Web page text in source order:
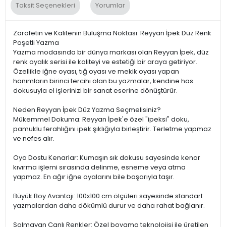
Taksit Seçenekleri Yorumlar
Zarafetin ve Kalitenin Buluşma Noktası: Reyyan İpek Düz Renk
Poşetli Yazma
Yazma modasında bir dünya markası olan Reyyan İpek, düz
renk oyalık serisi ile kaliteyi ve estetiği bir araya getiriyor.
Özellikle iğne oyası, tığ oyası ve mekik oyası yapan
hanımların birinci tercihi olan bu yazmalar, kendine has
dokusuyla el işlerinizi bir sanat eserine dönüştürür.
Neden Reyyan İpek Düz Yazma Seçmelisiniz?
Mükemmel Dokuma: Reyyan İpek'e özel "ipeksi" doku,
pamuklu ferahlığını ipek şıklığıyla birleştirir. Terletme yapmaz
ve nefes alır.
Oya Dostu Kenarlar: Kumaşın sık dokusu sayesinde kenar
kıvırma işlemi sırasında delinme, esneme veya atma
yapmaz. En ağır iğne oyalarını bile başarıyla taşır.
Büyük Boy Avantajı: 100x100 cm ölçüleri sayesinde standart
yazmalardan daha dökümlü durur ve daha rahat bağlanır.
Solmayan Canlı Renkler: Özel boyama teknolojisi ile üretilen